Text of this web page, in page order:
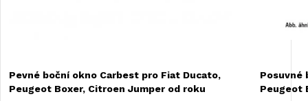
Pevné boční okno Carbest pro Fiat Ducato,
Peugeot Boxer, Citroen Jumper od roku
Posuvné
Peugeot